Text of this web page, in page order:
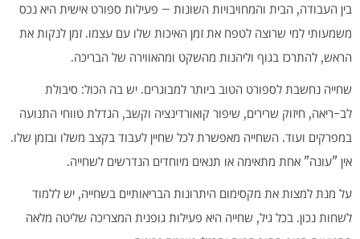
בין העבודה, הבית והמחויבויות השונות – פעילות ספורט אישית היא נכס
משמעותי למי שרוצה לטפח את זמן האיכות שלו עם עצמו. זמן לנקות את
הראש, להתרכז בגוף וליהנות מהשקט ומהאווירה של הבריכה.
שחייה נחשבת לספורט הטוב ביותר למבוגרים. יש בה הכול: סיבולת
לב-ריאה, חיזוק שרירים, שיפור קואורדינציה וקשב, הגדלת טווחי התנועה
במפרקים ועוד. השחייה מאפשרת לכל שחיין לעבוד בקצב משלו ובזמן שלו.
אין "עונה" אחת מתאימה או תנאים מיוחדים הנדרשים לשחייה.
על מנת למצות את מקסימום היתרונות הבריאותיים בשחייה, יש ללמוד
לשחות נכון. בכל גיל, שחייה היא פעילות גופנית המצריכה שליטה מלאה